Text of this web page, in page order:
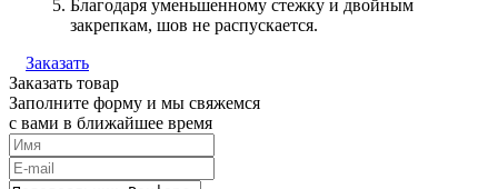
Благодаря уменьшенному стежку и двойным
закрепкам, шов не распускается.
Заказать
Заказать товар
Заполните форму и мы свяжемся
с вами в ближайшее время